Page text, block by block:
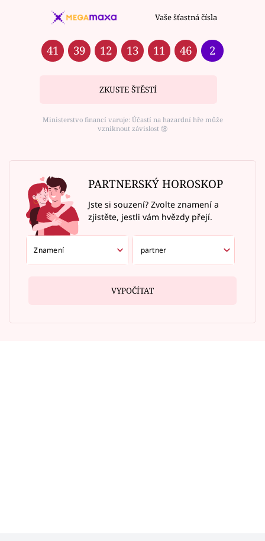
Vaše šťastná čísla
41 39 12 13 11 46 2
ZKUSTE ŠTĚSTÍ
Ministerstvo financí varuje: Účastí na hazardní hře může
vzniknout závislost ⑱
PARTNERSKÝ HOROSKOP
Jste si souzení? Zvolte znamení a
zjistěte, jestli vám hvězdy přejí.
VYPOČÍTAT